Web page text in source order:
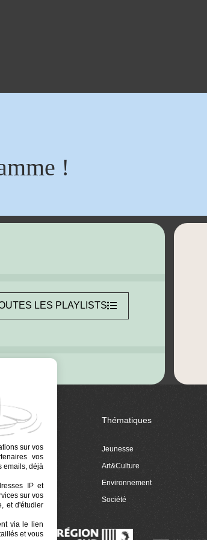
!
LES PLAYLISTS
Euphonia
Thématiques
Jeunesse
Art&Culture
Environnement
Société
sur vos
vos
emails, déjà
IP et
sur vos
et d'étudier
via le lien
et vous